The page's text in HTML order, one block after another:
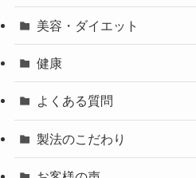
美容・ダイエット
健康
よくある質問
製法のこだわり